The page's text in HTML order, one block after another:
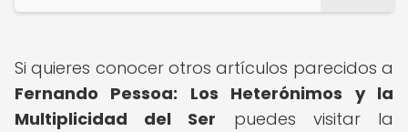
Si quieres conocer otros artículos parecidos a
Fernando Pessoa: Los Heterónimos y la
Multiplicidad del Ser puedes visitar la